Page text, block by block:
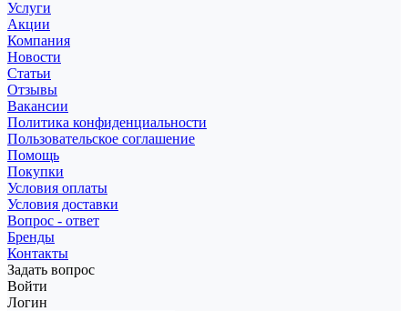
Услуги
Акции
Компания
Новости
Статьи
Отзывы
Вакансии
Политика конфиденциальности
Пользовательское соглашение
Помощь
Покупки
Условия оплаты
Условия доставки
Вопрос - ответ
Бренды
Контакты
Задать вопрос
Войти
Логин